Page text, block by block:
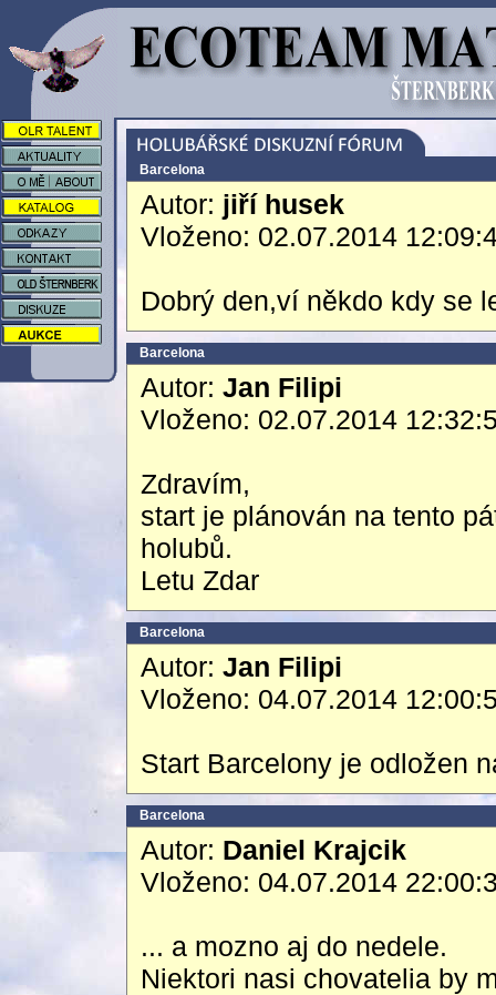
Barcelona
Autor: jiří husek
Vloženo: 02.07.2014
Dobrý den,ví někdo kdy se
Barcelona
Autor: Jan Filipi
Vloženo: 02.07.2014
Zdravím,
start je plánován na tento
holubů.
Letu Zdar
Barcelona
Autor: Jan Filipi
Vloženo: 04.07.2014
Start Barcelony je odložen
Barcelona
Autor: Daniel Krajcik
Vloženo: 04.07.2014
... a mozno aj do nedele.
Niektori nasi chovatelia by